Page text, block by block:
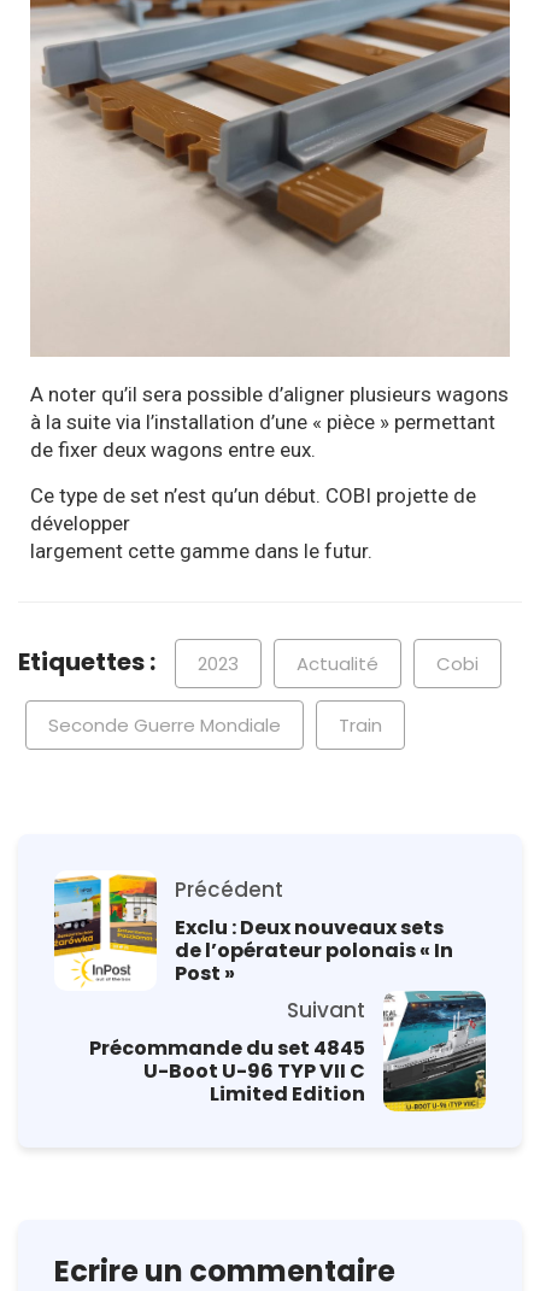
A noter qu’il sera possible d’aligner plusieurs wagons
à la suite via l’installation d’une « pièce » permettant
de fixer deux wagons entre eux.
Ce type de set n’est qu’un début. COBI projette de
développer
largement cette gamme dans le futur.
Etiquettes : 2023 Actualité Cobi
Seconde Guerre Mondiale Train
Précédent
Exclu : Deux nouveaux sets
de l’opérateur polonais « In
Post »
Suivant
Précommande du set 4845
U-Boot U-96 TYP VII C
Limited Edition
Ecrire un commentaire